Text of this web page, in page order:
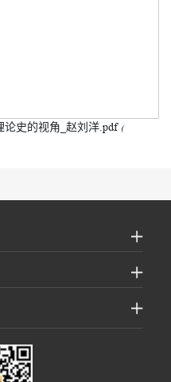
论史的视角_赵刘洋.pdf (